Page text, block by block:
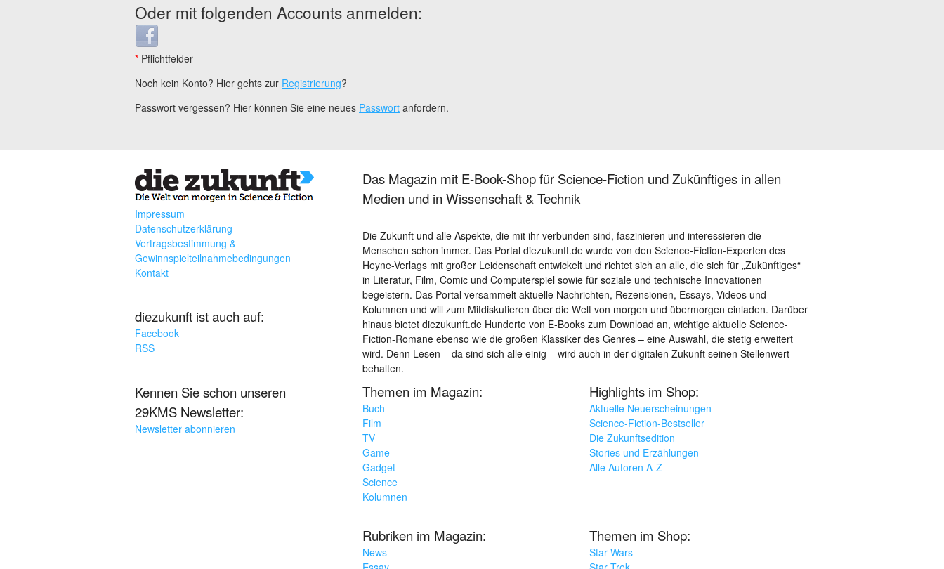
Oder mit folgenden Accounts anmelden:
Login with Facebook
* Pflichtfelder
Noch kein Konto? Hier gehts zur Registrierung?
Passwort vergessen? Hier können Sie eine neues Passwort anfordern.
Impressum
Datenschutzerklärung
Vertragsbestimmung &
Gewinnspielteilnahmebedingungen
Kontakt
diezukunft ist auch auf:
Facebook
RSS
Kennen Sie schon unseren
29KMS Newsletter:
Newsletter abonnieren
Das Magazin mit E-Book-Shop für Science-Fiction und Zukünftiges in allen
Medien und in Wissenschaft & Technik
Die Zukunft und alle Aspekte, die mit ihr verbunden sind, faszinieren und interessieren die
Menschen schon immer. Das Portal diezukunft.de wurde von den Science-Fiction-Experten des
Heyne-Verlags mit großer Leidenschaft entwickelt und richtet sich an alle, die sich für „Zukünftiges“
in Literatur, Film, Comic und Computerspiel sowie für soziale und technische Innovationen
begeistern. Das Portal versammelt aktuelle Nachrichten, Rezensionen, Essays, Videos und
Kolumnen und will zum Mitdiskutieren über die Welt von morgen und übermorgen einladen. Darüber
hinaus bietet diezukunft.de Hunderte von E-Books zum Download an, wichtige aktuelle Science-
Fiction-Romane ebenso wie die großen Klassiker des Genres – eine Auswahl, die stetig erweitert
wird. Denn Lesen – da sind sich alle einig – wird auch in der digitalen Zukunft seinen Stellenwert
behalten.
Themen im Magazin:
Buch
Film
TV
Game
Gadget
Science
Kolumnen
Highlights im Shop:
Aktuelle Neuerscheinungen
Science-Fiction-Bestseller
Die Zukunftsedition
Stories und Erzählungen
Alle Autoren A-Z
Rubriken im Magazin:
News
Themen im Shop:
Star Wars